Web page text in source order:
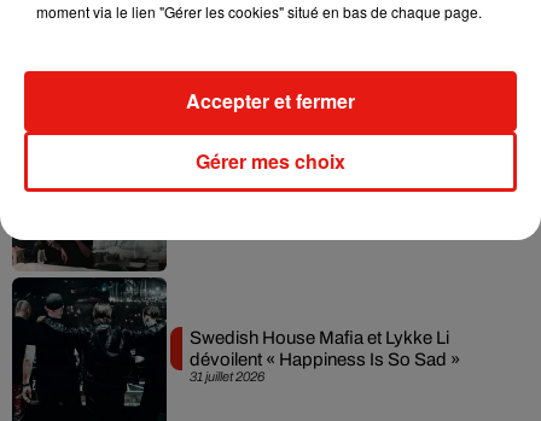
Il y a 10 ans, DJ Snake changeait de
leur mixtape créée en...
31 juillet 2026
Swedish House Mafia et Lykke Li
dévoilent « Happiness Is So Sad »
moment via le lien "Gérer les cookies" situé en bas de chaque page.
Gérer mes choix
Accepter et fermer